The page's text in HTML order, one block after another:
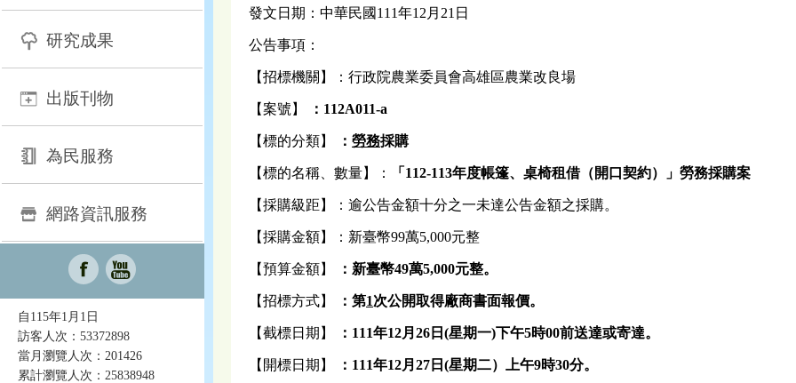
研究成果
出版刊物
為民服務
網路資訊服務
自115年1月1日
訪客人次：53372898
當月瀏覽人次：201426
累計瀏覽人次：25838948
發文日期：中華民國111年12月21日
公告事項：
【招標機關】：行政院農業委員會高雄區農業改良場
【案號】 ：112A011-a
【標的分類】 ： 勞務採購
【標的名稱、數量】： 「112-113年度帳篷、桌椅租借（開口契約）」勞務採購案
【採購級距】：逾公告金額十分之一未達公告金額之採購。
【採購金額】：新臺幣99萬5,000元整
【預算金額】 ：新臺幣49萬5,000元整。
【招標方式】 ：第1次公開取得廠商書面報價。
【截標日期】 ： 111年12月 26 日(星期一)下午5時00前送達或寄達。
【開標日期】 ： 111年12月27日(星期二） 上午9時30分。